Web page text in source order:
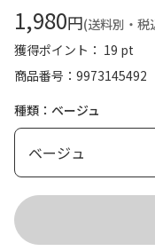
1,980円(送料別・税
獲得ポイント： 19 pt
商品番号
9973145492
種類：ベージュ